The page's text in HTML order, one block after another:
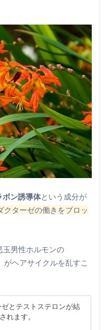
ボン誘導体という成分が
クターゼの働きをブロッ
玉男性ホルモンの
がヘアサイクルを乱すこ
とテストステロンが結
れます。